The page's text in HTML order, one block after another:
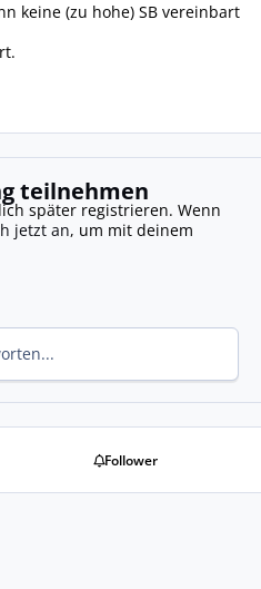
keine (zu hohe) SB vereinbart
teilnehmen
später registrieren. Wenn
jetzt an, um mit deinem
Follower